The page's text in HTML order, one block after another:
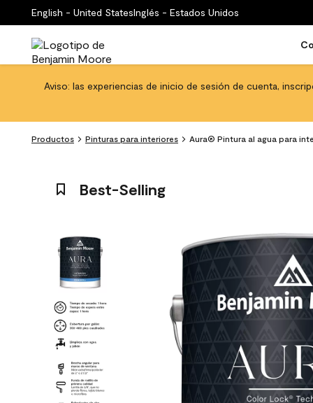
English - United StatesInglés - Estados Unidos
Aviso: las experiencias de inicio de sesión de cuenta,
Productos Pinturas para interiores Aura® Pintura al agua para
Best-Selling